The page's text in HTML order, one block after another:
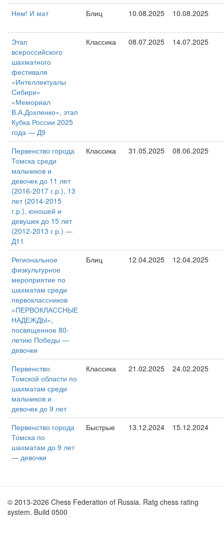
Ням! И мат Блиц 10.08.2025 10.08.2025
Этап
всероссийского
шахматного
фестиваля
«Интеллектуалы
Сибири»
«Мемориал
В.А.Дохленко», этап
Кубка России 2025
года — Д9
Классика 08.07.2025 14.07.2025
Первенство города
Томска среди
мальчиков и
девочек до 11 лет
(2016-2017 г.р.), 13
лет (2014-2015
г.р.), юношей и
девушек до 15 лет
(2012-2013 г.р.) —
Д11
Классика 31.05.2025 08.06.2025
Региональное
физкультурное
мероприятие по
шахматам среди
первоклассников
«ПЕРВОКЛАССНЫЕ
НАДЕЖДЫ»,
посвященное 80-
летию Победы —
девочки
Блиц 12.04.2025 12.04.2025
Первенство
Томской области по
шахматам среди
мальчиков и
девочек до 9 лет
Классика 21.02.2025 24.02.2025
Первенство города
Томска по
шахматам до 9 лет
— девочки
Быстрые 13.12.2024 15.12.2024
© 2013-2026 Chess Federation of Russia. Ratg chess rating
system. Build 0500